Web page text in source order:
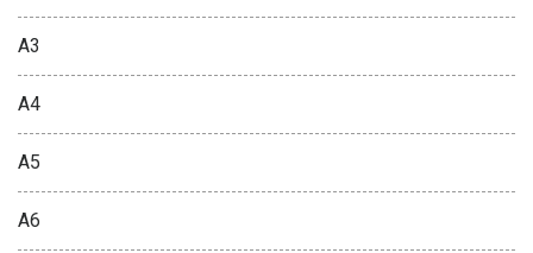
A3
A4
A5
A6